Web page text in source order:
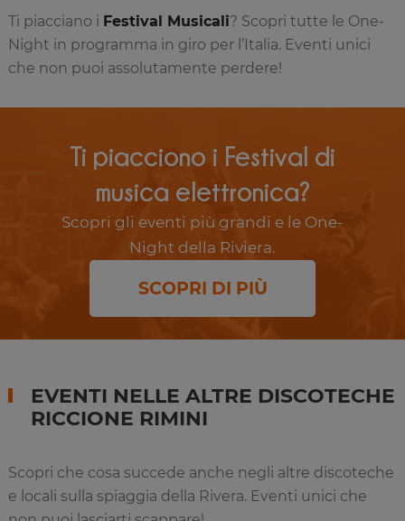
Ti piacciano i Festival Musicali? Scopri tutte le One-
Night in programma in giro per l’Italia. Eventi unici
che non puoi assolutamente perdere!
Ti piacciono i Festival di
musica elettronica?
Scopri gli eventi più grandi e le One-
Night della Riviera.
SCOPRI DI PIÙ
EVENTI NELLE ALTRE DISCOTECHE
RICCIONE RIMINI
Scopri che cosa succede anche negli altre discoteche
e locali sulla spiaggia della Rivera. Eventi unici che